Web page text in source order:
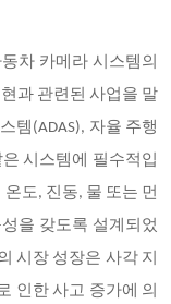
차 카메라 시스템의
과 관련된 사업을 말
템(ADAS), 자율 주행
시스템에 필수적입
도, 진동, 물 또는 먼
을 갖도록 설계되었
시장 성장은 사각 지
인한 사고 증가에 의